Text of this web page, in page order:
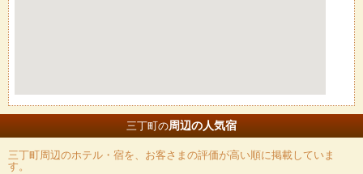
三丁町の周辺の人気宿
三丁町周辺のホテル・宿を、お客さまの評価が高い順に掲載していま
す。